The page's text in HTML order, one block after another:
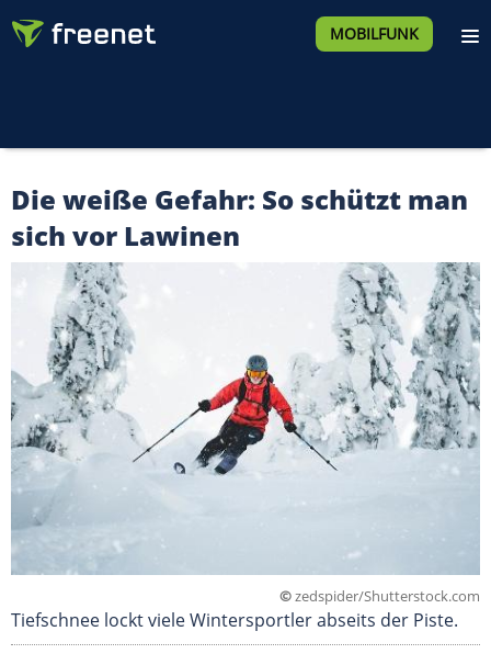
MOBILFUNK
Die weiße Gefahr: So schützt man
sich vor Lawinen
©zedspider/Shutterstock.com
Tiefschnee lockt viele Wintersportler abseits der Piste.